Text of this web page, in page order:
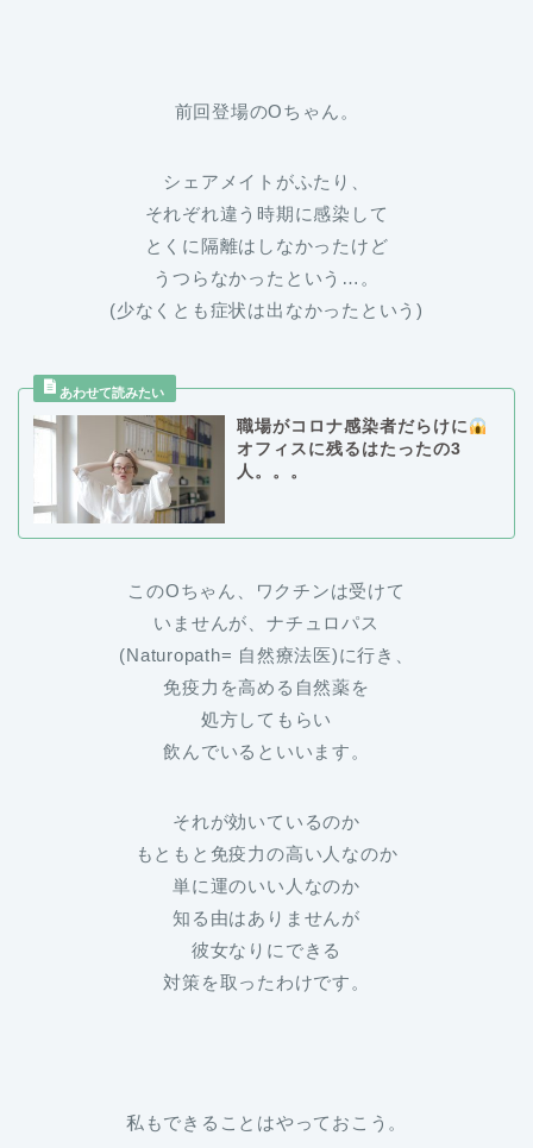
前回登場のOちゃん。
シェアメイトがふたり、
それぞれ違う時期に感染して
とくに隔離はしなかったけど
うつらなかったという…。
(少なくとも症状は出なかったという)
職場がコロナ感染者だらけに
オフィスに残るはたったの3
人。。。
このOちゃん、ワクチンは受けて
いませんが、ナチュロパス
(Naturopath= 自然療法医)に行き、
免疫力を高める自然薬を
処方してもらい
飲んでいるといいます。
それが効いているのか
もともと免疫力の高い人なのか
単に運のいい人なのか
知る由はありませんが
彼女なりにできる
対策を取ったわけです。
私もできることはやっておこう。